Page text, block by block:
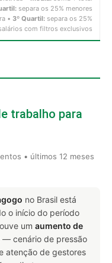
separa os 25% menores
• 3º Quartil: separa os 25%
com filtros exclusivos
trabalho para
• últimos 12 meses
no Brasil está
o início do período
um aumento de
— cenário de pressão
atenção de gestores